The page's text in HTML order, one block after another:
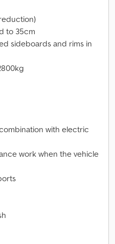
to 35cm
sideboards and rims in
with electric
work when the vehicle